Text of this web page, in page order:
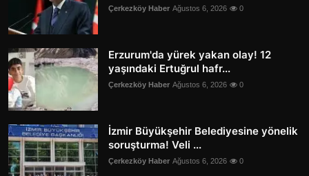
Çerkezköy Haber Ağustos 6, 2026 0
Erzurum'da yürek yakan olay! 12
yaşındaki Ertuğrul hafr...
Çerkezköy Haber Ağustos 6, 2026 0
İzmir Büyükşehir Belediyesine yönelik
soruşturma! Veli ...
Çerkezköy Haber Ağustos 6, 2026 0